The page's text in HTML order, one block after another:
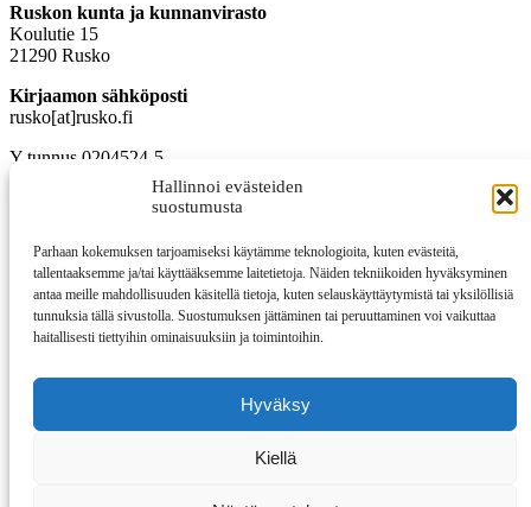
Hallinnoi evästeiden
suostumusta
Parhaan kokemuksen tarjoamiseksi käytämme teknologioita, kuten evästeitä,
tallentaaksemme ja/tai käyttääksemme laitetietoja. Näiden tekniikoiden hyväksyminen
antaa meille mahdollisuuden käsitellä tietoja, kuten selauskäyttäytymistä tai yksilöllisiä
tunnuksia tällä sivustolla. Suostumuksen jättäminen tai peruuttaminen voi vaikuttaa
haitallisesti tiettyihin ominaisuuksiin ja toimintoihin.
Hyväksy
Kiellä
Ruskon kunta ja kunnanvirasto
Koulutie 15
21290 Rusko
Kirjaamon sähköposti
rusko[at]rusko.fi
Y-tunnus 0204524-5
Kunnanvirasto avoinna
ma–to klo 9–15
Suljettuna ma–pe klo 11–12
Asiointi toistaiseksi vain ajanvarauksella
Tekninen vikapäivystys
Virka-ajan ulkopuolella